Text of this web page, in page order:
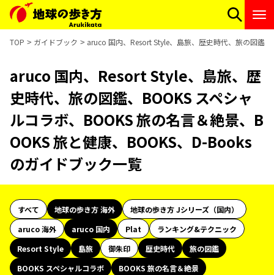
TOP ガイドブック aruco 国内、Resort Style、島旅、歴史時代、旅の図鑑
aruco 国内、Resort Style、島旅、歴
史時代、旅の図鑑、BOOKS スペシャ
ルコラボ、BOOKS 旅の名言＆絶景、B
OOKS 旅と健康、BOOKS、D-Books
のガイドブック一覧
すべて 地球の歩き方 海外
地球の歩き方 Jシリーズ（国内）
aruco 海外
aruco 国内 Plat
ランキング&テクニック
Resort Style
島旅 御朱印 歴史時代
旅の図鑑
BOOKS スペシャルコラボ
BOOKS 旅の名言＆絶景